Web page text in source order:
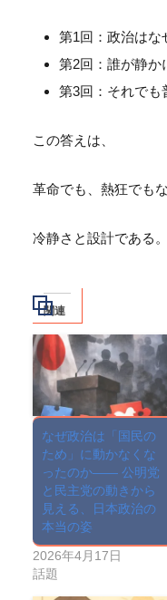
第1回：政治はな
第2回：誰が静か
第3回：それでも
この答えは、
革命でも、熱狂でもな
冷静さと設計である。
関連
なぜ政治は「国民の
ため」に動かなくな
ったのか―― 公明党
と民主党の動きから
見える、日本政治の
本当の姿
2026年4月17日
話題